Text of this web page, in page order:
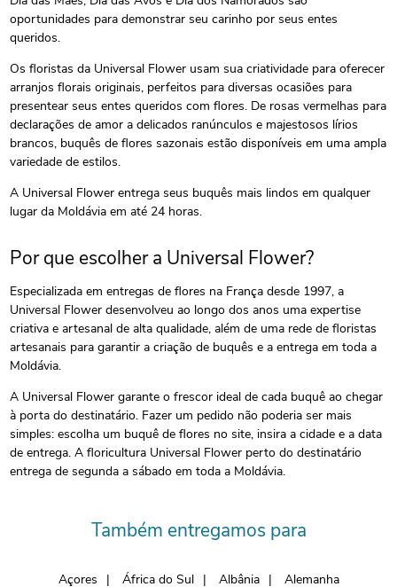
oportunidades para demonstrar seu carinho por seus entes
queridos.
Os floristas da Universal Flower usam sua criatividade para oferecer
arranjos florais originais, perfeitos para diversas ocasiões para
presentear seus entes queridos com flores. De rosas vermelhas para
declarações de amor a delicados ranúnculos e majestosos lírios
brancos, buquês de flores sazonais estão disponíveis em uma ampla
variedade de estilos.
A Universal Flower entrega seus buquês mais lindos em qualquer
lugar da Moldávia em até 24 horas.
Por que escolher a Universal Flower?
Especializada em entregas de flores na França desde 1997, a
Universal Flower desenvolveu ao longo dos anos uma expertise
criativa e artesanal de alta qualidade, além de uma rede de floristas
artesanais para garantir a criação de buquês e a entrega em toda a
Moldávia.
A Universal Flower garante o frescor ideal de cada buquê ao chegar
à porta do destinatário. Fazer um pedido não poderia ser mais
simples: escolha um buquê de flores no site, insira a cidade e a data
de entrega. A floricultura Universal Flower perto do destinatário
entrega de segunda a sábado em toda a Moldávia.
Também entregamos para
Açores África do Sul Albânia
Alemanha